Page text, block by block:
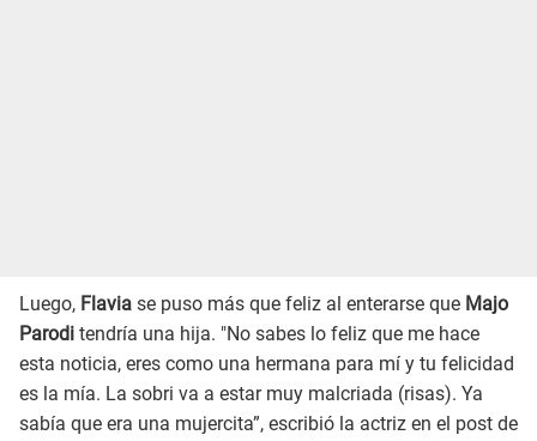
Luego, Flavia se puso más que feliz al enterarse que Majo
Parodi tendría una hija. "No sabes lo feliz que me hace
esta noticia, eres como una hermana para mí y tu felicidad
es la mía. La sobri va a estar muy malcriada (risas). Ya
sabía que era una mujercita”, escribió la actriz en el post de